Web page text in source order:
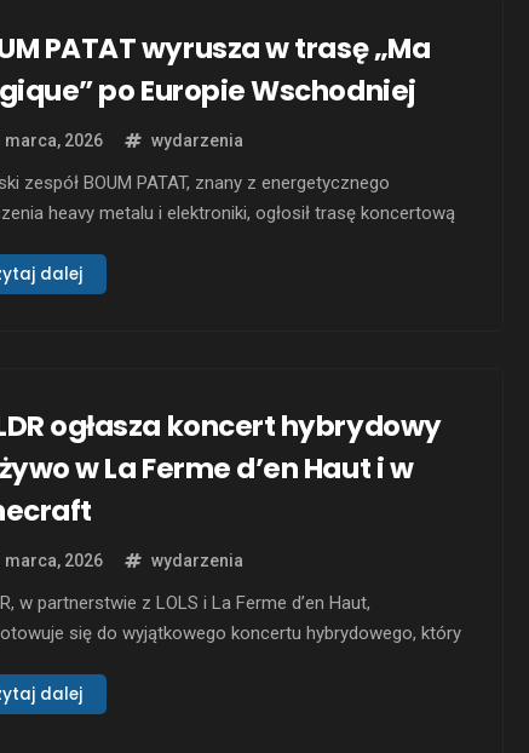
PATAT wyrusza w trasę „Ma
po Europie Wschodniej
marca, 2026 wydarzenia
zespół BOUM PATAT, znany z energetycznego
heavy metalu i elektroniki, ogłosił trasę koncertową
krajach jak Słowenia, Węgry, Rumunia i Bułgaria. Fani
dalej
ogłasza koncert hybrydowy
w La Ferme d’en Haut i w
marca, 2026 wydarzenia
w partnerstwie z LOLS i La Ferme d’en Haut,
się do wyjątkowego koncertu hybrydowego, który
jest na La Ferme d’en Haut we Francji i będzie
dalej